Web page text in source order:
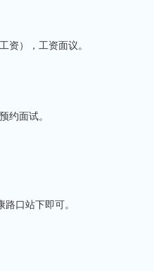
资），工资面议。
约面试。
口站下即可。